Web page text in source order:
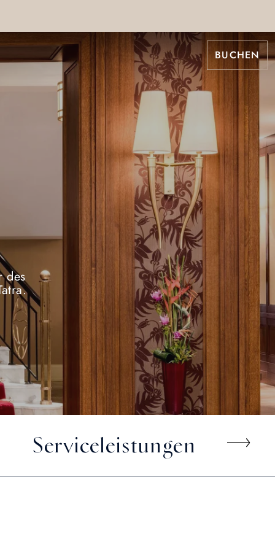
BUCHEN
des
Serviceleistungen